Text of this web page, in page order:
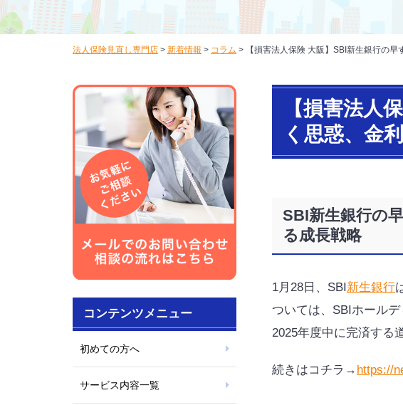
法人保険見直し専門店 > 新着情報 > コラム > 【損害法人保険 大阪】SBI新生銀行の
【損害法人
く思惑、金
SBI新生銀行の
る成長戦略
1月28日、SBI新生銀行
ついては、SBIホール
2025年度中に完済する
続きはコチラ→ https://
コンテンツメニュー
初めての方へ
サービス内容一覧